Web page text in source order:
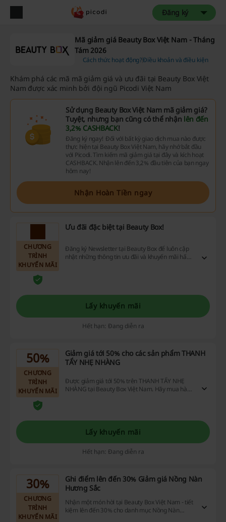
Đăng ký
Mã giảm giá Beauty Box Việt Nam - Tháng
Tám 2026
Cách thức hoạt động?Điều khoản và điều kiện
Khám phá các mã mã giảm giá và ưu đãi tại Beauty Box Việt
Nam được xác minh bởi đội ngũ Picodi Việt Nam
Sử dụng Beauty Box Việt Nam mã giảm giá?
Tuyệt, nhưng bạn cũng có thể nhận lên đến
3,2% CASHBACK!
Đăng ký ngay! Đối với bất kỳ giao dịch mua nào được
thực hiện tại Beauty Box Việt Nam, hãy nhớ bắt đầu
với Picodi. Tìm kiếm mã giảm giá tại đây và kích hoạt
CASHBACK. Nhận lên đến 3,2% đầu tiên của bạn ngay
hôm nay!
Nhận Hoàn Tiền ngay
CHƯƠNG
TRÌNH
KHUYẾN MÃI
Ưu đãi đặc biệt tại Beauty Box!
Đăng ký Newsletter tại Beauty Box để luôn cập
nhật những thông tin ưu đãi và khuyến mãi hấp
Lấy khuyến mãi
Hết hạn: Đang diễn ra
50%
CHƯƠNG
TRÌNH
KHUYẾN MÃI
Giảm giá tới 50% cho các sản phẩm THANH
TẨY NHẸ NHÀNG
Được giảm giá tới 50% trên THANH TẨY NHẸ
NHÀNG tại Beauty Box Việt Nam. Hãy mua hàng
Lấy khuyến mãi
Hết hạn: Đang diễn ra
30%
CHƯƠNG
TRÌNH
KHUYẾN MÃI
Ghi điểm lên đến 30% Giảm giá Nồng Nàn
Hương Sắc
Nhận một món hời tại Beauty Box Việt Nam - tiết
kiệm lên đến 30% cho danh mục Nồng Nàn